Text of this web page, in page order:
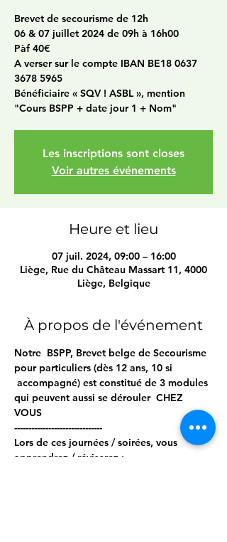
Brevet de secourisme de 12h
06 & 07 juillet 2024 de 09h à 16h00
Pàf 40€
A verser sur le compte IBAN BE18 0637
3678 5965
Bénéficiaire « SQV ! ASBL », mention
"Cours BSPP + date jour 1 + Nom"
Les inscriptions sont closes
Voir autres événements
Heure et lieu
07 juil. 2024, 09:00 – 16:00
Liège, Rue du Château Massart 11, 4000
Liège, Belgique
À propos de l'événement
Notre  BSPP, Brevet belge de Secourisme
pour particuliers (dès 12 ans, 10 si
accompagné) est constitué de 3 modules
qui peuvent aussi se dérouler  CHEZ
VOUS
-------------------------------
Lors de ces journées / soirées, vous
apprendrez / réviserez ;